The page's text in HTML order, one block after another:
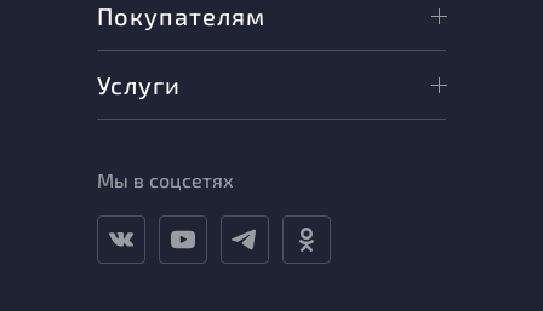
Покупателям
Услуги
Мы в соцсетях